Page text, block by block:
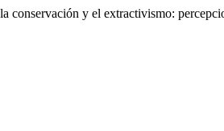
y el extractivismo: